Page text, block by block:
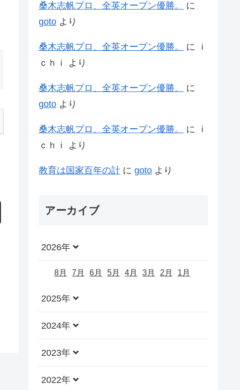
桑木志帆プロ、全英オープン優勝。
に
goto より
桑木志帆プロ、全英オープン優勝。 に
ｉ
ｃｈｉ
より
桑木志帆プロ、全英オープン優勝。
に
goto より
桑木志帆プロ、全英オープン優勝。 に
ｉ
ｃｈｉ
より
教育は国家百年の計 に goto より
アーカイブ
2026年
8月 7月 6月 5月 4月 3月 2月 1月
2025年
2024年
2023年
2022年